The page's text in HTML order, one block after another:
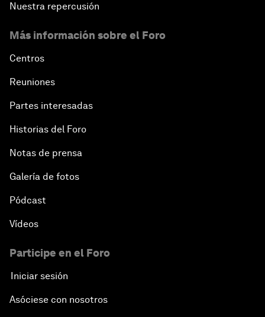
Nuestra repercusión
Más información sobre el Foro
Centros
Reuniones
Partes interesadas
Historias del Foro
Notas de prensa
Galería de fotos
Pódcast
Vídeos
Participe en el Foro
Iniciar sesión
Asóciese con nosotros